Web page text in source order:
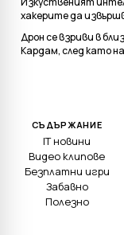
хакерите да
Дрон се взриви в
Кардам, след като
СЪДЪРЖАНИЕ
IT новини
Видео клипове
Безплатни игри
Забавно
Полезно